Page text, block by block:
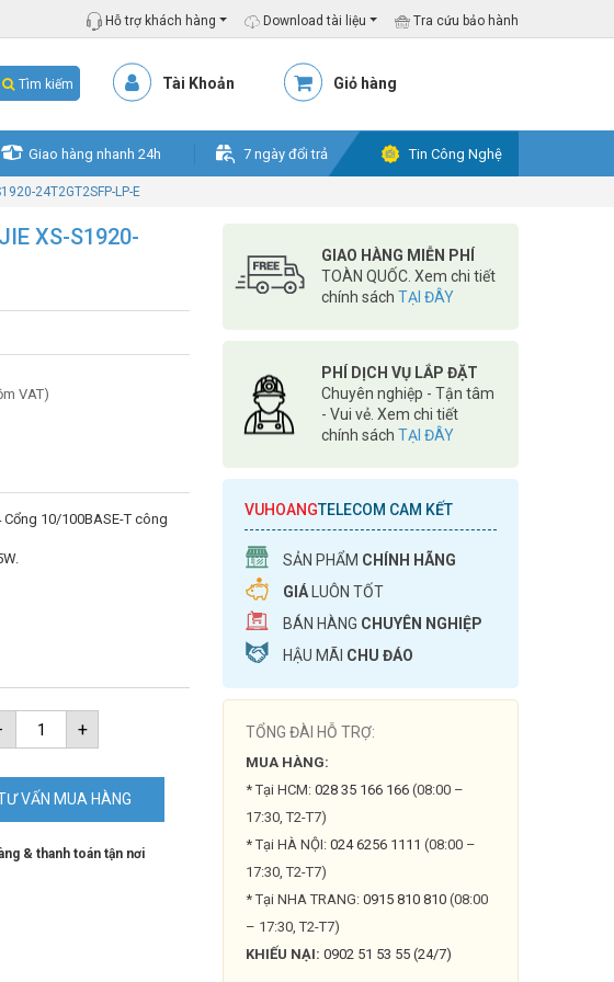
Hỗ trợ khách hàng Download tài liệu Tra cứu bảo hành
Tìm kiếm Tài Khoản Giỏ hàng
Giao hàng nhanh 24h 7 ngày đổi trả Tin Công Nghệ
24T2GT2SFP-LP-E
XS-S1920-
VAT)
10/100BASE-T công
Thiết
bị
chuyển
RUIJIE
XS-
S1920-
LP-
+
VẤN MUA HÀNG
& thanh toán tận nơi
GIAO HÀNG MIỄN PHÍ
TOÀN QUỐC. Xem chi tiết
chính sách TẠI ĐÂY
PHÍ DỊCH VỤ LẮP ĐẶT
Chuyên nghiệp - Tận tâm
- Vui vẻ. Xem chi tiết
chính sách TẠI ĐÂY
VUHOANGTELECOM CAM KẾT
SẢN PHẨM CHÍNH HÃNG
GIÁ LUÔN TỐT
BÁN HÀNG CHUYÊN NGHIỆP
HẬU MÃI CHU ĐÁO
TỔNG ĐÀI HỖ TRỢ:
MUA HÀNG:
* Tại HCM: 028 35 166 166 (08:00 –
17:30, T2-T7)
* Tại HÀ NỘI: 024 6256 1111 (08:00 –
17:30, T2-T7)
* Tại NHA TRANG: 0915 810 810 (08:00
– 17:30, T2-T7)
KHIẾU NẠI: 0902 51 53 55 (24/7)